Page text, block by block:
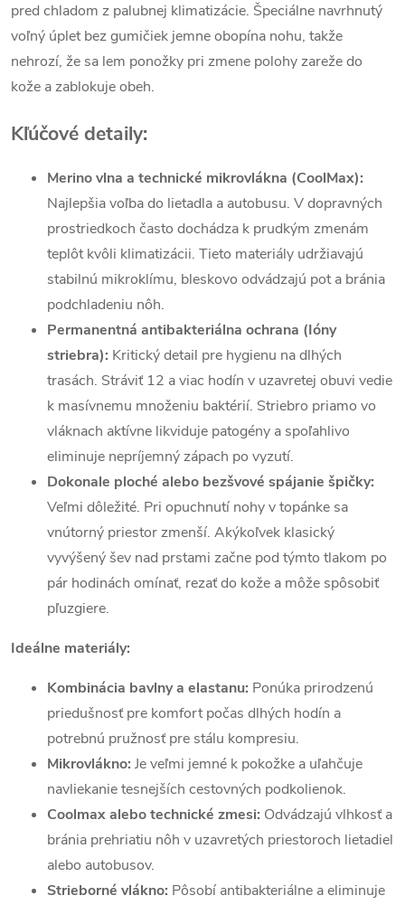
pred chladom z palubnej klimatizácie. Špeciálne navrhnutý
voľný úplet bez gumičiek jemne obopína nohu, takže
nehrozí, že sa lem ponožky pri zmene polohy zareže do
kože a zablokuje obeh.
Kľúčové detaily:
Merino vlna a technické mikrovlákna (CoolMax):
Najlepšia voľba do lietadla a autobusu. V dopravných
prostriedkoch často dochádza k prudkým zmenám
teplôt kvôli klimatizácii. Tieto materiály udržiavajú
stabilnú mikroklímu, bleskovo odvádzajú pot a bránia
podchladeniu nôh.
Permanentná antibakteriálna ochrana (Ióny
striebra): Kritický detail pre hygienu na dlhých
trasách. Stráviť 12 a viac hodín v uzavretej obuvi vedie
k masívnemu množeniu baktérií. Striebro priamo vo
vláknach aktívne likviduje patogény a spoľahlivo
eliminuje nepríjemný zápach po vyzutí.
Dokonale ploché alebo bezšvové spájanie špičky:
Veľmi dôležité. Pri opuchnutí nohy v topánke sa
vnútorný priestor zmenší. Akýkoľvek klasický
vyvýšený šev nad prstami začne pod týmto tlakom po
pár hodinách omínať, rezať do kože a môže spôsobiť
pľuzgiere.
Ideálne materiály:
Kombinácia bavlny a elastanu: Ponúka prirodzenú
priedušnosť pre komfort počas dlhých hodín a
potrebnú pružnosť pre stálu kompresiu.
Mikrovlákno: Je veľmi jemné k pokožke a uľahčuje
navliekanie tesnejších cestovných podkolienok.
Coolmax alebo technické zmesi: Odvádzajú vlhkosť a
bránia prehriatiu nôh v uzavretých priestoroch lietadiel
alebo autobusov.
Strieborné vlákno: Pôsobí antibakteriálne a eliminuje